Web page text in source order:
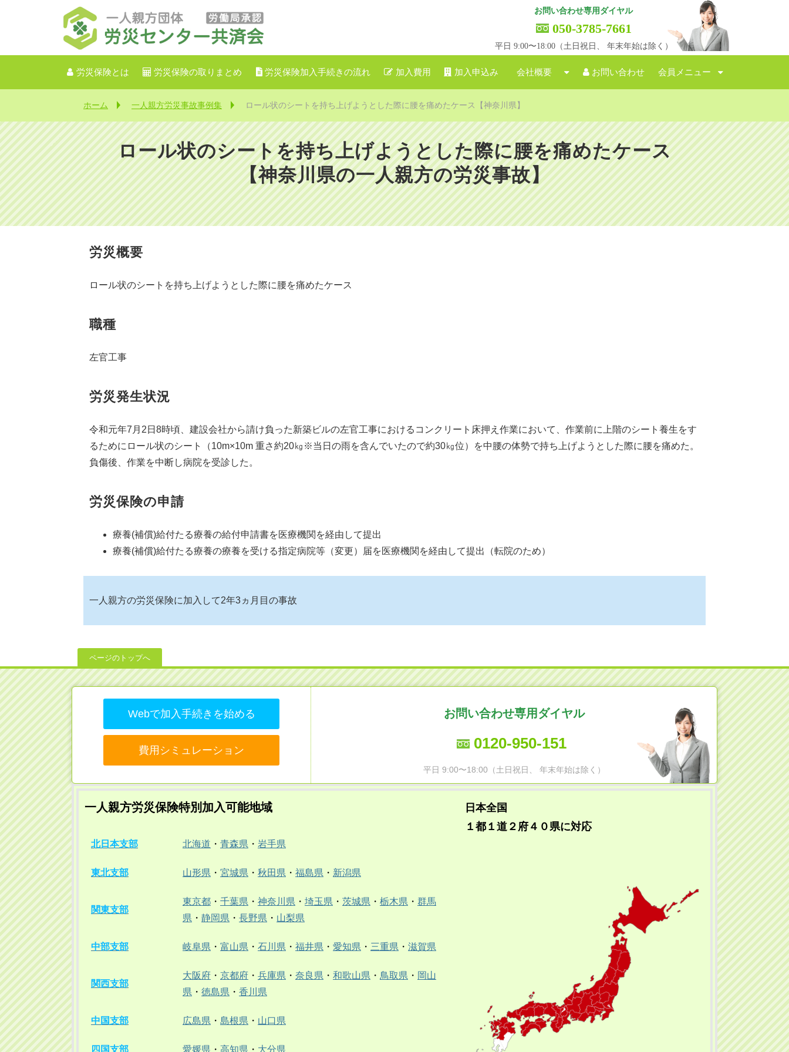
お問い合わせ専用ダイヤル
050-3785-7661
平日 9:00〜18:00（土日祝日、 年末年始は除く）
労災保険とは 労災保険の取りまとめ 労災保険加入手続きの流れ 加入費用 加入申込み 会社概要 お問い合わせ 会員メニュー
ホーム 一人親方労災事故事例集 ロール状のシートを持ち上げようとした際に腰を痛めたケース【神奈川県】
ロール状のシートを持ち上げようとした際に腰を痛めたケース
【神奈川県の一人親方の労災事故】
労災概要
ロール状のシートを持ち上げようとした際に腰を痛めたケース
職種
左官工事
労災発生状況
令和元年7月2日8時頃、建設会社から請け負った新築ビルの左官工事におけるコンクリート床押え作業において、作業前に上階のシート養生をす
るためにロール状のシート（10m×10m 重さ約20㎏※当日の雨を含んでいたので約30㎏位）を中腰の体勢で持ち上げようとした際に腰を痛めた。
負傷後、作業を中断し病院を受診した。
労災保険の申請
療養(補償)給付たる療養の給付申請書を医療機関を経由して提出
療養(補償)給付たる療養の療養を受ける指定病院等（変更）届を医療機関を経由して提出（転院のため）
一人親方の労災保険に加入して2年3ヵ月目の事故
ページのトップへ
Webで加入手続きを始める
費用シミュレーション
お問い合わせ専用ダイヤル
0120-950-151
平日 9:00〜18:00（土日祝日、 年末年始は除く）
一人親方労災保険特別加入可能地域
北日本支部 北海道 ・ 青森県 ・ 岩手県
東北支部 山形県 ・ 宮城県 ・ 秋田県 ・ 福島県 ・ 新潟県
関東支部
東京都 ・ 千葉県 ・ 神奈川県 ・ 埼玉県 ・ 茨城県 ・ 栃木県 ・ 群馬
県 ・ 静岡県 ・ 長野県 ・ 山梨県
中部支部 岐阜県 ・ 富山県 ・ 石川県 ・ 福井県 ・ 愛知県 ・ 三重県 ・ 滋賀県
関西支部
大阪府 ・ 京都府 ・ 兵庫県 ・ 奈良県 ・ 和歌山県 ・ 鳥取県 ・ 岡山
県 ・ 徳島県 ・ 香川県
中国支部 広島県 ・ 島根県 ・ 山口県
四国支部 愛媛県 ・ 高知県 ・ 大分県
日本全国
１都１道２府４０県に対応